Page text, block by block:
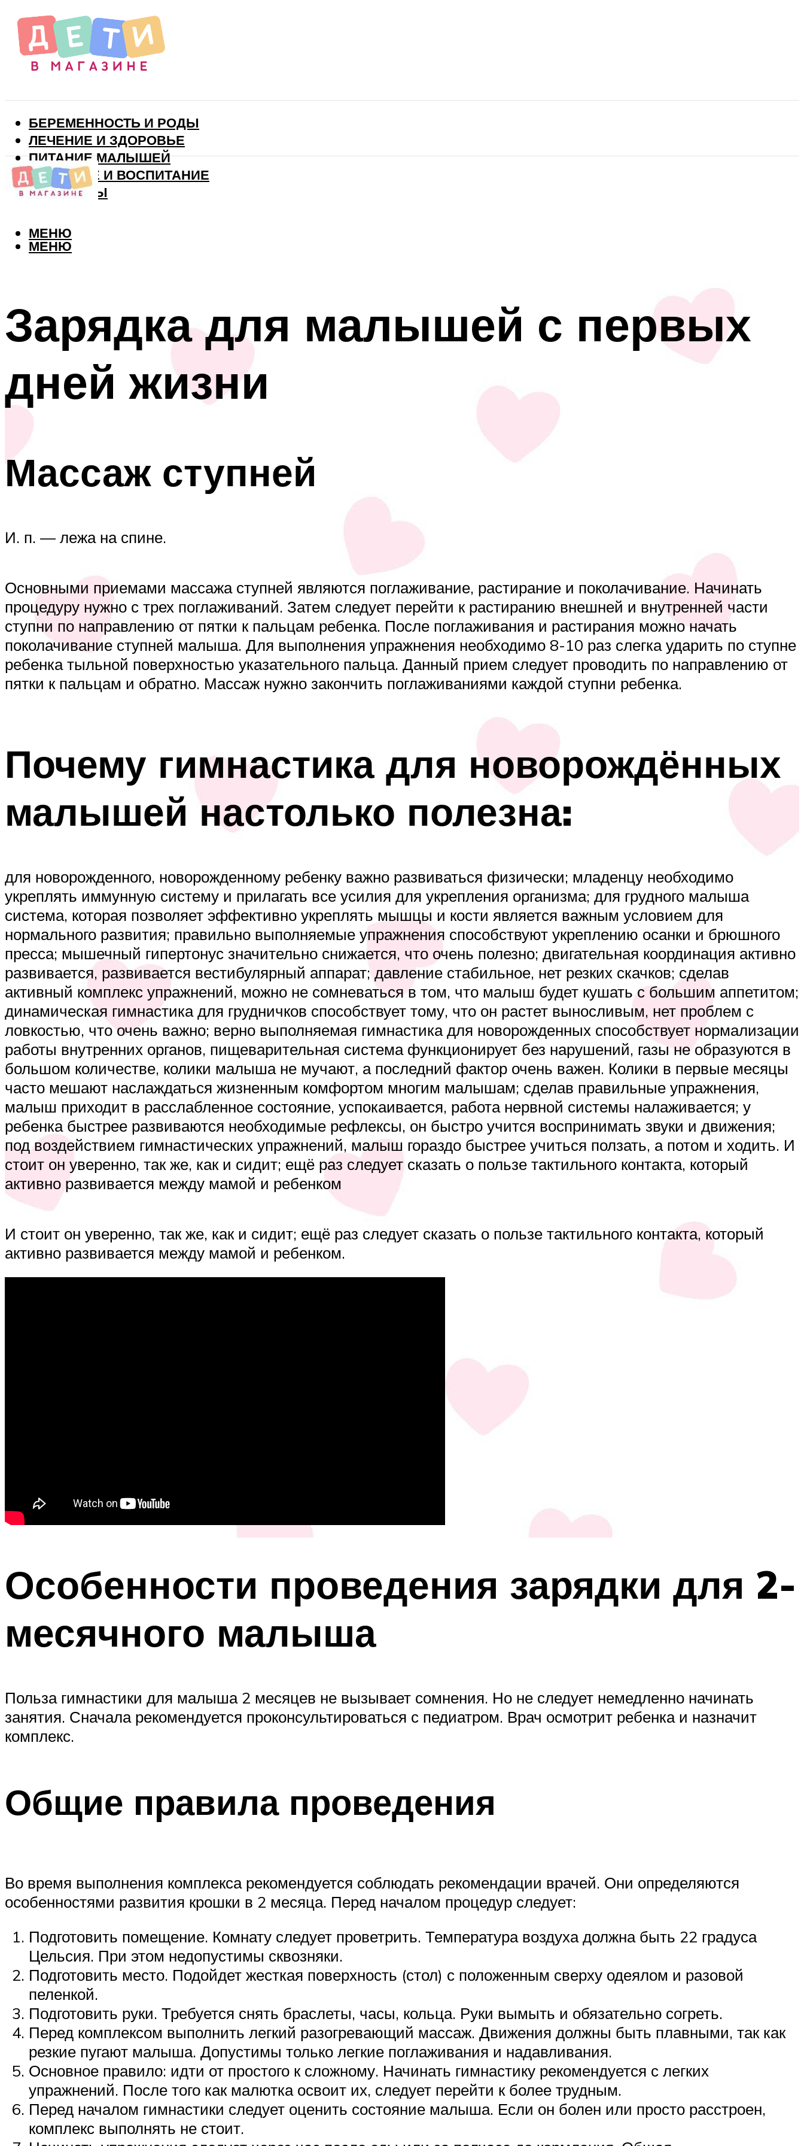
БЕРЕМЕННОСТЬ И РОДЫ
ЛЕЧЕНИЕ И ЗДОРОВЬЕ
ПИТАНИЕ МАЛЫШЕЙ
РАЗВИТИЕ И ВОСПИТАНИЕ
ВИТАМИНЫ
МЕНЮ
МЕНЮ
Зарядка для малышей с первых
дней жизни
Массаж ступней
И. п. — лежа на спине.
Основными приемами массажа ступней являются поглаживание, растирание и поколачивание. Начинать
процедуру нужно с трех поглаживаний. Затем следует перейти к растиранию внешней и внутренней части
ступни по направлению от пятки к пальцам ребенка. После поглаживания и растирания можно начать
поколачивание ступней малыша. Для выполнения упражнения необходимо 8-10 раз слегка ударить по ступне
ребенка тыльной поверхностью указательного пальца. Данный прием следует проводить по направлению от
пятки к пальцам и обратно. Массаж нужно закончить поглаживаниями каждой ступни ребенка.
Почему гимнастика для новорождённых
малышей настолько полезна:
для новорожденного, новорожденному ребенку важно развиваться физически; младенцу необходимо
укреплять иммунную систему и прилагать все усилия для укрепления организма; для грудного малыша
система, которая позволяет эффективно укреплять мышцы и кости является важным условием для
нормального развития; правильно выполняемые упражнения способствуют укреплению осанки и брюшного
пресса; мышечный гипертонус значительно снижается, что очень полезно; двигательная координация активно
развивается, развивается вестибулярный аппарат; давление стабильное, нет резких скачков; сделав
активный комплекс упражнений, можно не сомневаться в том, что малыш будет кушать с большим аппетитом;
динамическая гимнастика для грудничков способствует тому, что он растет выносливым, нет проблем с
ловкостью, что очень важно; верно выполняемая гимнастика для новорожденных способствует нормализации
работы внутренних органов, пищеварительная система функционирует без нарушений, газы не образуются в
большом количестве, колики малыша не мучают, а последний фактор очень важен. Колики в первые месяцы
часто мешают наслаждаться жизненным комфортом многим малышам; сделав правильные упражнения,
малыш приходит в расслабленное состояние, успокаивается, работа нервной системы налаживается; у
ребенка быстрее развиваются необходимые рефлексы, он быстро учится воспринимать звуки и движения;
под воздействием гимнастических упражнений, малыш гораздо быстрее учиться ползать, а потом и ходить. И
стоит он уверенно, так же, как и сидит; ещё раз следует сказать о пользе тактильного контакта, который
активно развивается между мамой и ребенком
И стоит он уверенно, так же, как и сидит; ещё раз следует сказать о пользе тактильного контакта, который
активно развивается между мамой и ребенком.
Особенности проведения зарядки для 2-
месячного малыша
Польза гимнастики для малыша 2 месяцев не вызывает сомнения. Но не следует немедленно начинать
занятия. Сначала рекомендуется проконсультироваться с педиатром. Врач осмотрит ребенка и назначит
комплекс.
Общие правила проведения
Во время выполнения комплекса рекомендуется соблюдать рекомендации врачей. Они определяются
особенностями развития крошки в 2 месяца. Перед началом процедур следует:
Подготовить помещение. Комнату следует проветрить. Температура воздуха должна быть 22 градуса
Цельсия. При этом недопустимы сквозняки.
Подготовить место. Подойдет жесткая поверхность (стол) с положенным сверху одеялом и разовой
пеленкой.
Подготовить руки. Требуется снять браслеты, часы, кольца. Руки вымыть и обязательно согреть.
Перед комплексом выполнить легкий разогревающий массаж. Движения должны быть плавными, так как
резкие пугают малыша. Допустимы только легкие поглаживания и надавливания.
Основное правило: идти от простого к сложному. Начинать гимнастику рекомендуется с легких
упражнений. После того как малютка освоит их, следует перейти к более трудным.
Перед началом гимнастики следует оценить состояние малыша. Если он болен или просто расстроен,
комплекс выполнять не стоит.